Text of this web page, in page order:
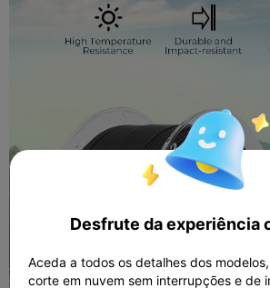
Desfrute da experiência
Aceda a todos os detalhes dos
corte em nuvem sem interrupções e de